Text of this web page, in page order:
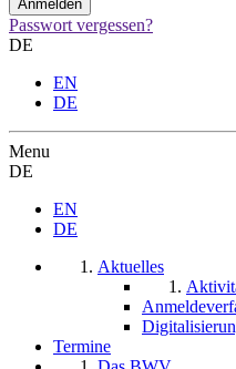
Passwort vergessen?
DE
EN
DE
Menu
DE
EN
DE
Aktuelles
Termine